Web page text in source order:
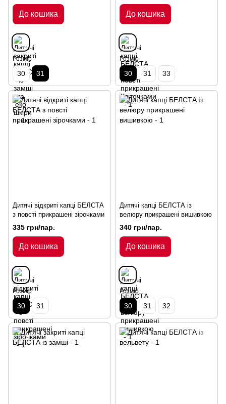
До кошика
Розмір
30 31
До кошика
Розмір
30 31 33
Дитячі відкриті капці БЕЛСТА
з повсті прикрашені зірочками
335 грн/пар.
До кошика
Розмір
30 31
Дитячі капці БЕЛСТА із
велюру прикрашені вишивкою
340 грн/пар.
До кошика
Розмір
30 31 32